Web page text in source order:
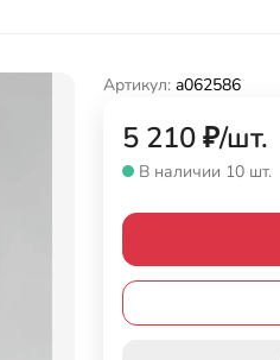
Артикул: a062586
5 210₽/шт.
В наличии 10 шт.